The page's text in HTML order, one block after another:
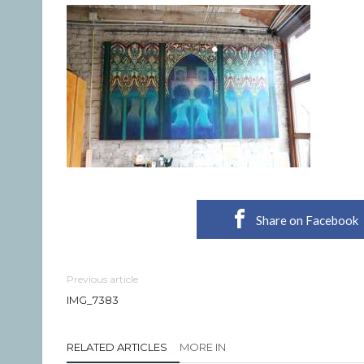
Share on Facebook
Previous article
IMG_7383
RELATED ARTICLES MORE IN